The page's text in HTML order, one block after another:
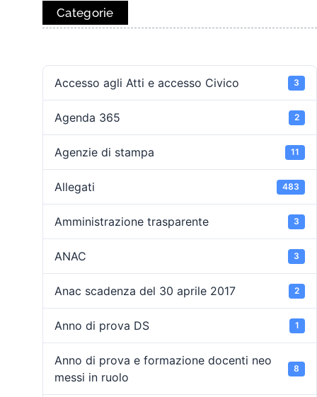
Categorie
Accesso agli Atti e accesso Civico 3
Agenda 365 2
Agenzie di stampa 11
Allegati 483
Amministrazione trasparente 3
ANAC 3
Anac scadenza del 30 aprile 2017 2
Anno di prova DS 1
Anno di prova e formazione docenti neo
messi in ruolo
8